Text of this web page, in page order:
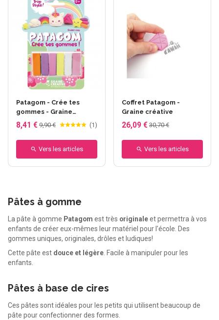
Patagom - Crée tes
gommes - Graine
Créative
8,41 € 9,90 € (1 )
Vers les articles
Coffret Patagom -
Graine créative
26,09 € 30,70 €
Vers les articles
Pâtes à gomme
La pâte à gomme Patagom est très originaleet permettra à vos
enfants de créer eux-mêmes leur matériel pour l'école. Des
gommes uniques, originales, drôles et ludiques!
Cette pâte est douce et légère . Facile à manipuler pour les
enfants.
Pâtes à base de cires
Ces pâtes sont idéales pour les petits qui utilisent beaucoup de
pâte pour confectionner des formes.